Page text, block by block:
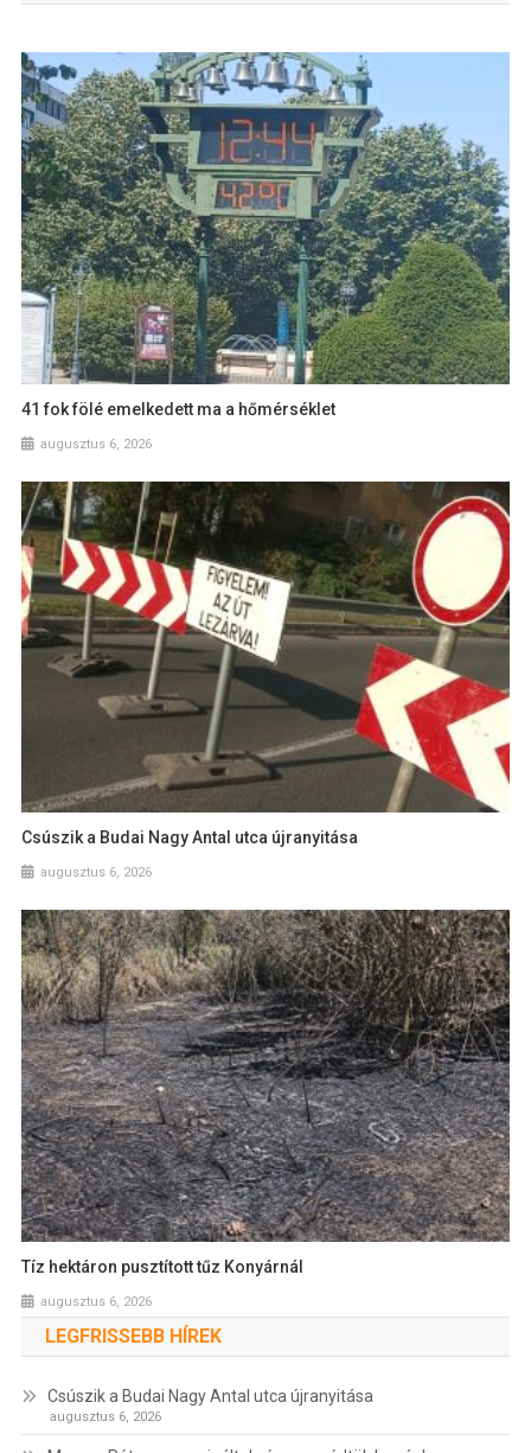
41 fok fölé emelkedett ma a hőmérséklet
augusztus 6, 2026
Csúszik a Budai Nagy Antal utca újranyitása
augusztus 6, 2026
Tíz hektáron pusztított tűz Konyárnál
augusztus 6, 2026
LEGFRISSEBB HÍREK
Csúszik a Budai Nagy Antal utca újranyitása
augusztus 6, 2026